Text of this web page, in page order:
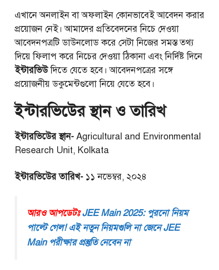
এখানে অনলাইন বা অফলাইন কোনভাবেই আবেদন করার
প্রয়োজন নেই। আমাদের প্রতিবেদনের নিচে দেওয়া
আবেদনপত্রটি ডাউনলোড করে সেটা নিজের সমস্ত তথ্য
দিয়ে ফিলাপ করে নিচের দেওয়া ঠিকানা এবং নির্দিষ্ট দিনে
ইন্টারভিউদিতে যেতে হবে। আবেদনপত্রের সঙ্গে
প্রয়োজনীয় ডকুমেন্টগুলো নিয়ে যেতে হবে।
ইন্টারভিউের স্থান ও তারিখ
ইন্টারভিউের স্থান- Agricultural and Environmental
Research Unit, Kolkata
ইন্টারভিউের তারিখ- ১১ নভেম্বর, ২০২৪
আরও আপডেটঃJEE Main 2025: পুরনো নিয়ম
পাল্টে গেল! এই নতুন নিয়মগুলি না জেনে JEE
Main পরীক্ষার প্রস্তুতি নেবেন না